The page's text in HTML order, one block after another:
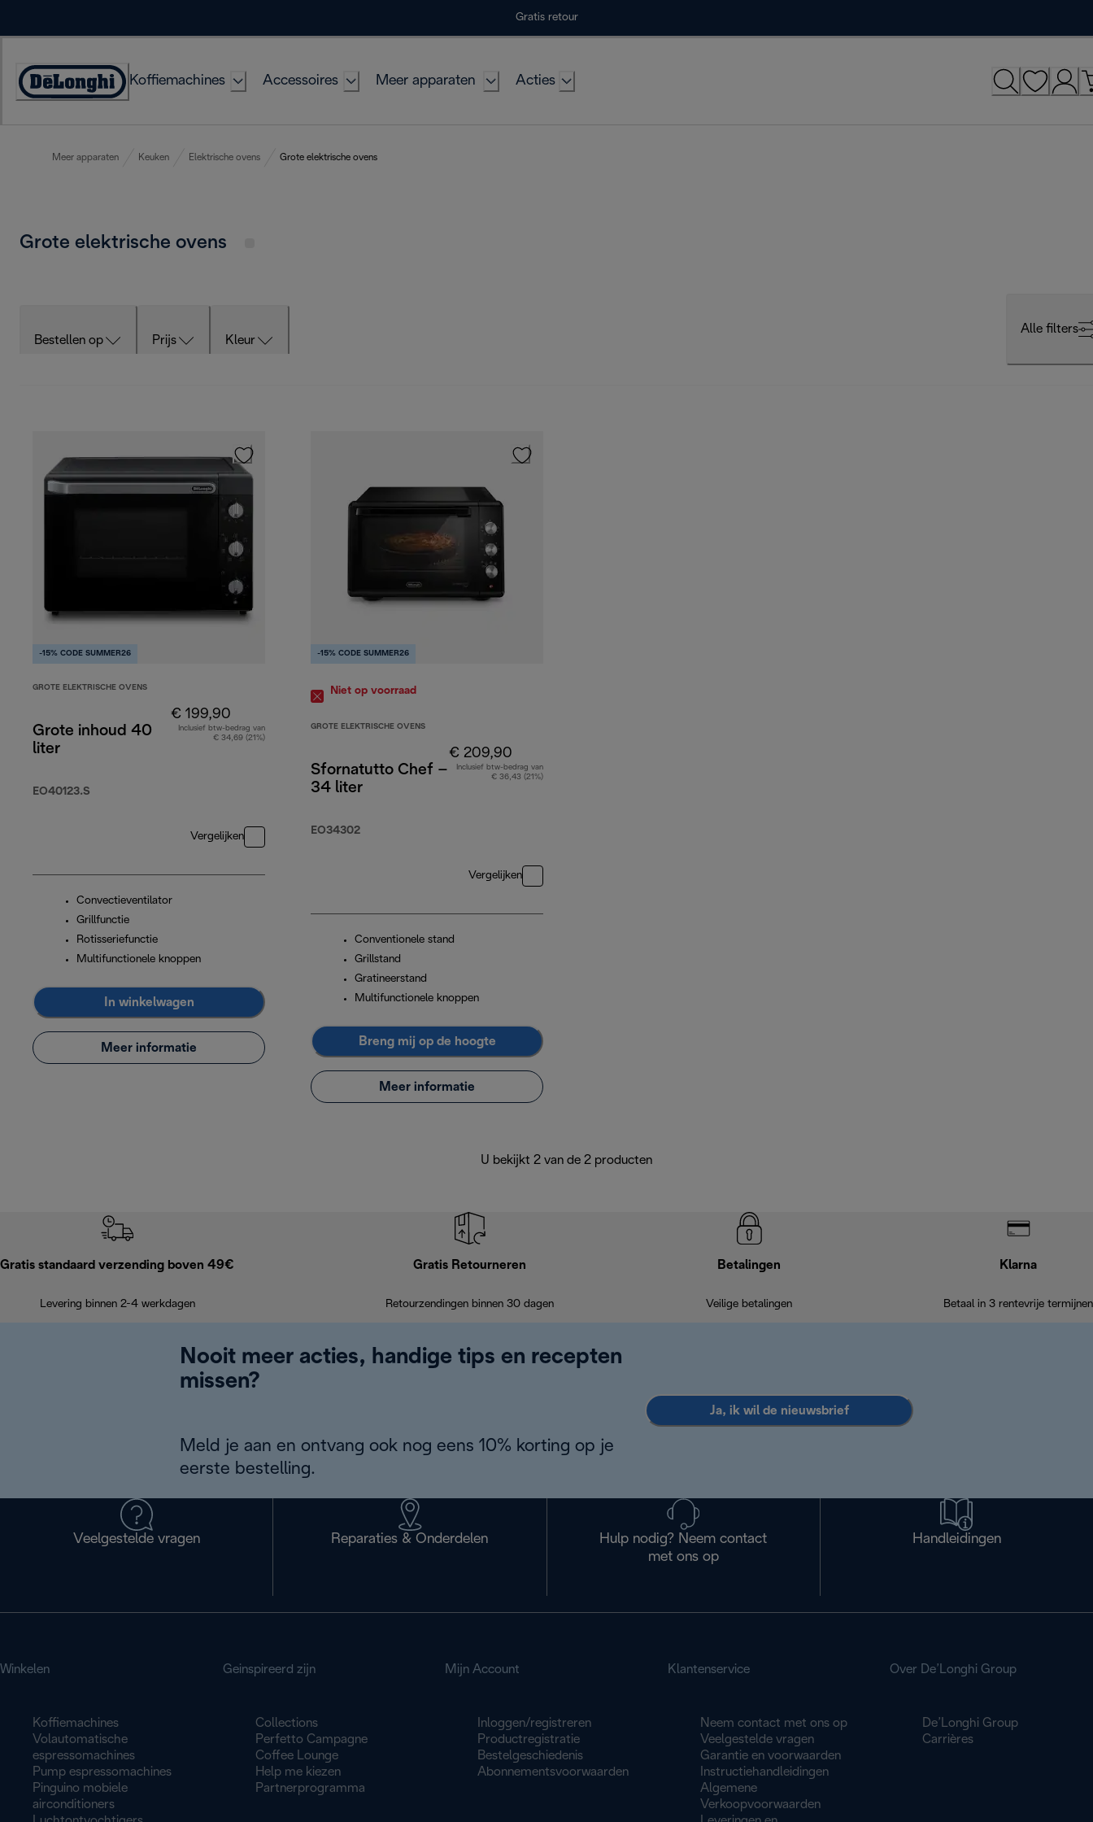
Gratis retour
Accessibility
Koffiemachines Accessoires Meer apparaten Acties
Meer apparaten Keuken Elektrische ovens Grote elektrische ovens
Grote elektrische ovens
Bestellen op Prijs Kleur
Alle filters
-15% CODE SUMMER26
GROTE ELEKTRISCHE OVENS
Grote inhoud 40
liter
EO40123.S
€ 199,90
Inclusief btw-bedrag van
€ 34,69 (21%)
Vergelijken
Convectieventilator
Grillfunctie
Rotisseriefunctie
Multifunctionele knoppen
In winkelwagen
Meer informatie
-15% CODE SUMMER26
Niet op voorraad
GROTE ELEKTRISCHE OVENS
Sfornatutto Chef –
34 liter
EO34302
€ 209,90
Inclusief btw-bedrag van
€ 36,43 (21%)
Vergelijken
Conventionele stand
Grillstand
Gratineerstand
Multifunctionele knoppen
Breng mij op de hoogte
Meer informatie
U bekijkt 2 van de 2 producten
Gratis standaard verzending boven 49€
Levering binnen 2-4 werkdagen
Gratis Retourneren
Retourzendingen binnen 30 dagen
Betalingen
Veilige betalingen
Klarna
Betaal in 3 rentevrije termijnen
Nooit meer acties, handige tips en recepten
missen?
Meld je aan en ontvang ook nog eens 10% korting op je
eerste bestelling.
Ja, ik wil de nieuwsbrief
Veelgestelde vragen Reparaties & Onderdelen
Hulp nodig? Neem contact
met ons op
Handleidingen
Winkelen
Koffiemachines
Volautomatische
espressomachines
Pump espressomachines
Pinguino mobiele
airconditioners
Geinspireerd zijn
Collections
Perfetto Campagne
Coffee Lounge
Help me kiezen
Partnerprogramma
Mijn Account
Inloggen/registreren
Productregistratie
Bestelgeschiedenis
Abonnementsvoorwaarden
Klantenservice
Neem contact met ons op
Veelgestelde vragen
Garantie en voorwaarden
Instructiehandleidingen
Algemene
Verkoopvoorwaarden
Over De’Longhi Group
De’Longhi Group
Carrières